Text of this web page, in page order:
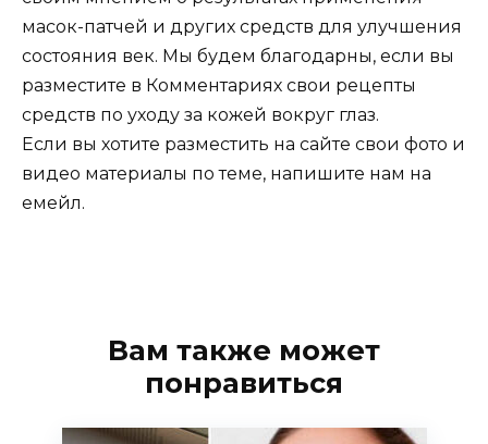
масок-патчей и других средств для улучшения
состояния век. Мы будем благодарны, если вы
разместите в Комментариях свои рецепты
средств по уходу за кожей вокруг глаз.
Если вы хотите разместить на сайте свои фото и
видео материалы по теме, напишите нам на
емейл.
Вам также может
понравиться